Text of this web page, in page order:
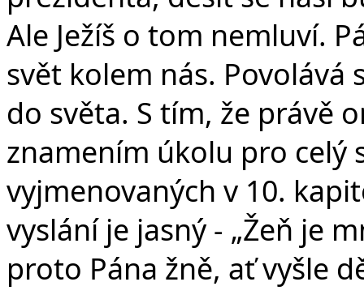
Ale Ježíš o tom nemluví.
svět kolem nás. Povolává
do světa. S tím, že právě
znamením úkolu pro celý
vyjmenovaných v 10.
vyslání je jasný - „Žeň je
proto Pána žně, ať vyšle